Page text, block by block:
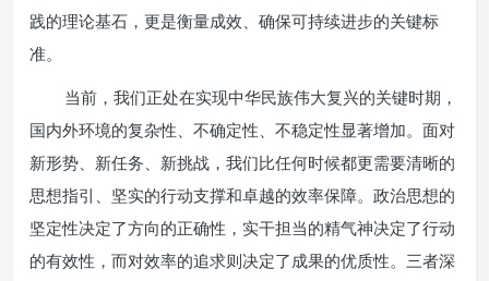
践的理论基石，更是衡量成效、确保可持续进步的关键标
准。
当前，我们正处在实现中华民族伟大复兴的关键时期，
国内外环境的复杂性、不确定性、不稳定性显著增加。面对
新形势、新任务、新挑战，我们比任何时候都更需要清晰的
思想指引、坚实的行动支撑和卓越的效率保障。政治思想的
坚定性决定了方向的正确性，实干担当的精气神决定了行动
的有效性，而对效率的追求则决定了成果的优质性。三者深